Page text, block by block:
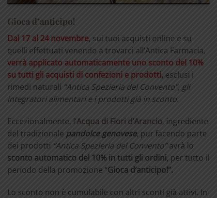
Gioca d’anticipo!
Dal 17 al 24 novembre, sui tuoi acquisti online e su
quelli effettuati venendo a trovarci all’Antica Farmacia,
verrà applicato automaticamente uno sconto del 10%
su tutti gli acquisti di confezioni e prodotti, esclusi i
rimedi naturali “Antica Spezieria del Convento”, gli
integratori alimentari e i prodotti già in sconto.
Eccezionalmente, l’Acqua di Fiori d’Arancio, ingrediente
del tradizionale pandolce genovese, pur facendo parte
dei prodotti “Antica Spezieria del Convento”avrà lo
sconto automatico del 10% in tutti gli ordini, per tutto il
periodo della promozione “Gioca d’anticipo!”.
Lo sconto non è cumulabile con altri sconti già attivi. In